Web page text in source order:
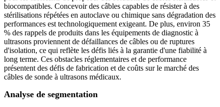
biocompatibles. Concevoir des câbles capables de résister à des
stérilisations répétées en autoclave ou chimique sans dégradation des
performances est technologiquement exigeant. De plus, environ 35
% des rappels de produits dans les équipements de diagnostic à
ultrasons proviennent de défaillances de câbles ou de ruptures
d'isolation, ce qui reflète les défis liés à la garantie d'une fiabilité à
long terme. Ces obstacles réglementaires et de performance
présentent des défis de fabrication et de coûts sur le marché des
câbles de sonde à ultrasons médicaux.
Analyse de segmentation